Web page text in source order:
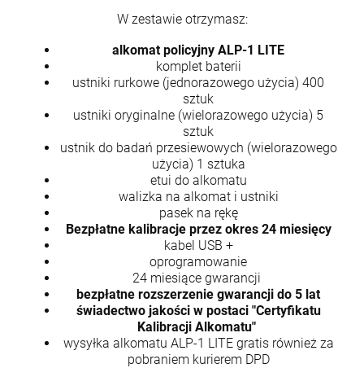
W zestawie otrzymasz:
alkomat policyjny ALP-1 LITE
komplet baterii
ustniki rurkowe (jednorazowego użycia) 400
sztuk
ustniki oryginalne (wielorazowego użycia) 5
sztuk
ustnik do badań przesiewowych (wielorazowego
użycia) 1 sztuka
etui do alkomatu
walizka na alkomat i ustniki
pasek na rękę
Bezpłatne kalibracje przez okres 24 miesięcy
kabel USB +
oprogramowanie
24 miesiące gwarancji
bezpłatne rozszerzenie gwarancji do 5 lat
świadectwo jakości w postaci "Certyfikatu
Kalibracji Alkomatu"
wysyłka alkomatu ALP-1 LITE gratis również za
pobraniem kurierem DPD